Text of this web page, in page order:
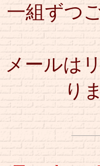
一組ずつ
メールは
り